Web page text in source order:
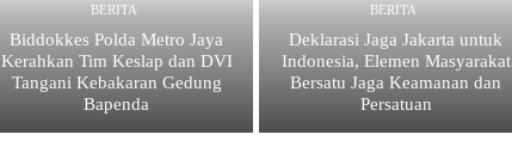
BERITA
Biddokkes Polda Metro Jaya
Kerahkan Tim Keslap dan DVI
Tangani Kebakaran Gedung
Bapenda
BERITA
Deklarasi Jaga Jakarta untuk
Indonesia, Elemen Masyarakat
Bersatu Jaga Keamanan dan
Persatuan